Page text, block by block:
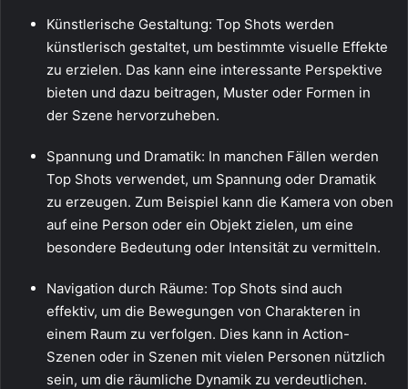
Künstlerische Gestaltung: Top Shots werden
künstlerisch gestaltet, um bestimmte visuelle Effekte
zu erzielen. Das kann eine interessante Perspektive
bieten und dazu beitragen, Muster oder Formen in
der Szene hervorzuheben.
Spannung und Dramatik: In manchen Fällen werden
Top Shots verwendet, um Spannung oder Dramatik
zu erzeugen. Zum Beispiel kann die Kamera von oben
auf eine Person oder ein Objekt zielen, um eine
besondere Bedeutung oder Intensität zu vermitteln.
Navigation durch Räume: Top Shots sind auch
effektiv, um die Bewegungen von Charakteren in
einem Raum zu verfolgen. Dies kann in Action-
Szenen oder in Szenen mit vielen Personen nützlich
sein, um die räumliche Dynamik zu verdeutlichen.